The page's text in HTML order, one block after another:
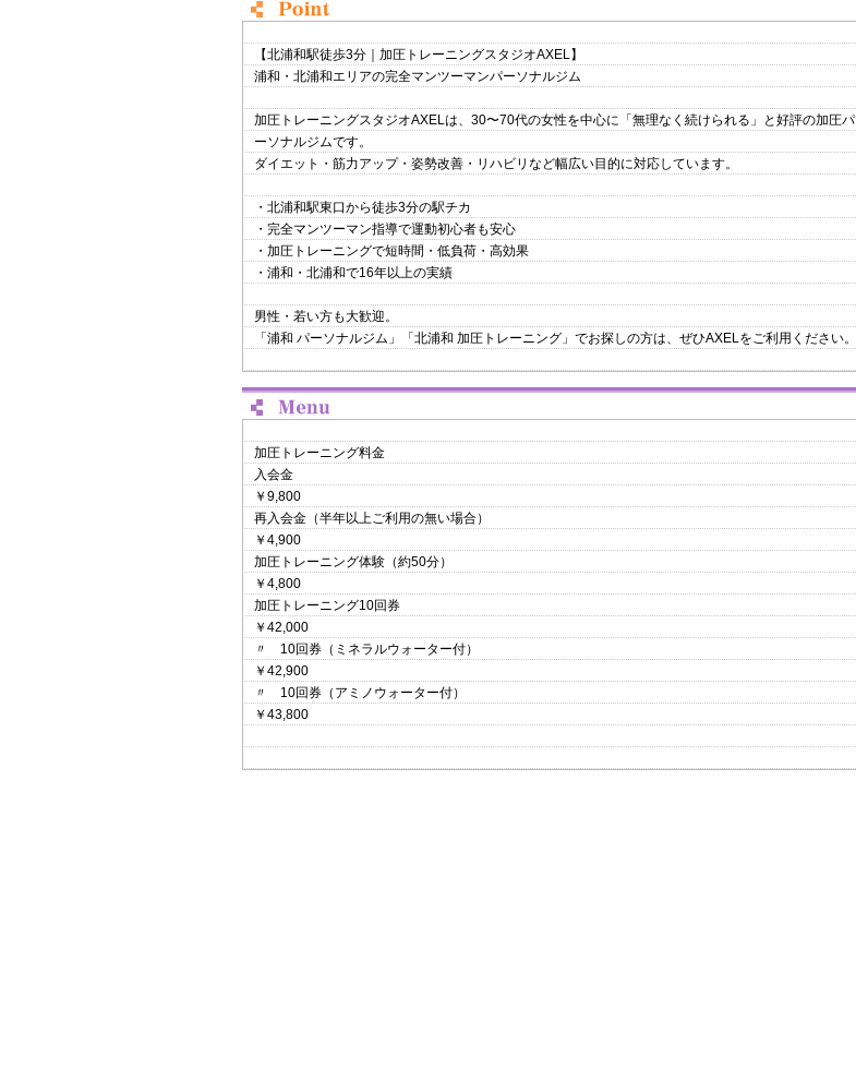
【北浦和駅徒歩3分｜加圧トレーニングスタジオAXEL】
浦和・北浦和エリアの完全マンツーマンパーソナルジム
加圧トレーニングスタジオAXELは、30〜70代の女性を中心に「無理なく続けられる」と好評の加圧パ
ーソナルジムです。
ダイエット・筋力アップ・姿勢改善・リハビリなど幅広い目的に対応しています。
・北浦和駅東口から徒歩3分の駅チカ
・完全マンツーマン指導で運動初心者も安心
・加圧トレーニングで短時間・低負荷・高効果
・浦和・北浦和で16年以上の実績
男性・若い方も大歓迎。
「浦和 パーソナルジム」「北浦和 加圧トレーニング」でお探しの方は、ぜひAXELをご利用ください。
加圧トレーニング料金
入会金
￥9,800
再入会金（半年以上ご利用の無い場合）
￥4,900
加圧トレーニング体験（約50分）
￥4,800
加圧トレーニング10回券
￥42,000
〃 10回券（ミネラルウォーター付）
￥42,900
〃 10回券（アミノウォーター付）
￥43,800